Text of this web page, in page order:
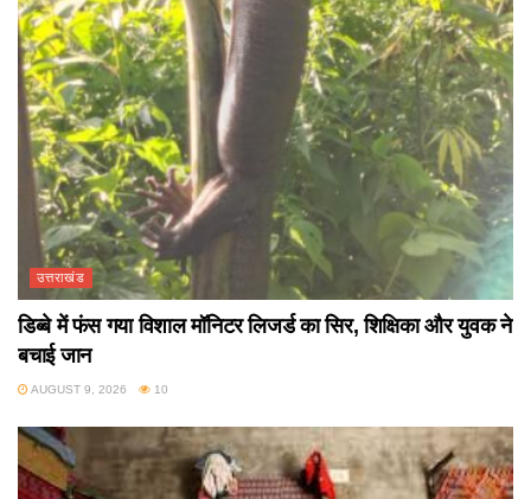
उत्तराखंड
डिब्बे में फंस गया विशाल मॉनिटर लिजर्ड का सिर, शिक्षिका और युवक ने
बचाई जान
AUGUST 9, 2026 10